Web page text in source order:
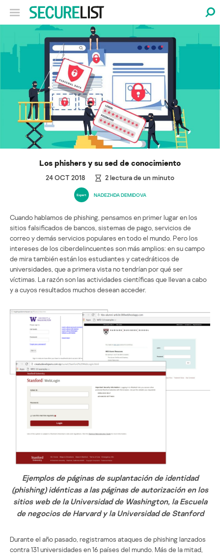
Los phishers y su sed de conocimiento
24 OCT 2018 2lectura de un minuto
NADEZHDA DEMIDOVA
Cuando hablamos de phishing, pensamos en primer lugar en los
sitios falsificados de bancos, sistemas de pago, servicios de
correo y demás servicios populares en todo el mundo. Pero los
intereses de los ciberdelincuentes son más amplios: en su campo
de mira también están los estudiantes y catedráticos de
universidades, que a primera vista no tendrían por qué ser
víctimas. La razón son las actividades científicas que llevan a cabo
y a cuyos resultados muchos desean acceder.
Ejemplos de páginas de suplantación de identidad
(phishing) idénticas a las páginas de autorización en los
sitios web de la Universidad de Washington, la Escuela
de negocios de Harvard y la Universidad de Stanford
Durante el año pasado, registramos ataques de phishing lanzados
contra 131 universidades en 16 países del mundo. Más de la mitad,